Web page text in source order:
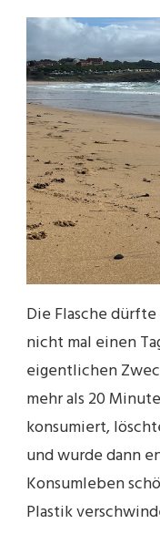
Die Flasche
nicht mal einen
eigentlichen
mehr als 20
konsumiert,
und wurde dann
Konsumleben
Plastik